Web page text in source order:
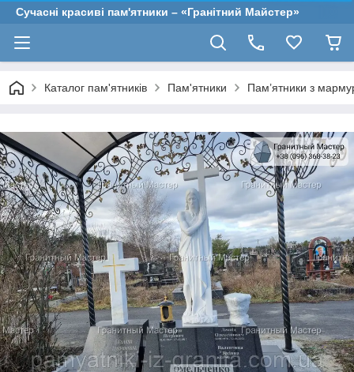
Сучасні красиві пам'ятники – «Гранітний Майстер»
Каталог пам'ятників Пам'ятники Пам’ятники з